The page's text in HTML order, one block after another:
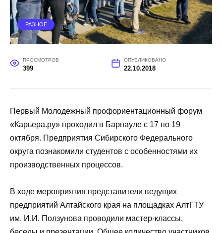
РАЗНОЕ
ПРОСМОТРОВ
399
ОПУБЛИКОВАНО
22.10.2018
Первый Молодежный профориентационный форум
«Карьера.ру» проходил в Барнауле с 17 по 19
октября. Предприятия Сибирского Федерального
округа познакомили студентов с особенностями их
производственных процессов.
В ходе мероприятия представители ведущих
предприятий Алтайского края на площадках АлтГТУ
им. И.И. Ползунова проводили мастер-классы,